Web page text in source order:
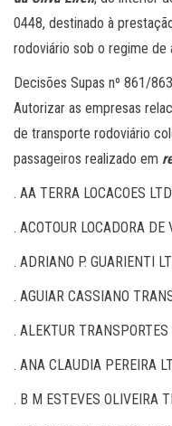
0448, destinado à
rodoviário sob o regime de
Decisões Supas nº 861/
Autorizar as empresas
de transporte rodoviário
passageiros realizado em
. AA TERRA LOCACOES
. ACOTOUR LOCADORA DE
. ADRIANO P. GUARIENTI
. AGUIAR CASSIANO
. ALEKTUR
. ANA CLAUDIA PEREIRA
. B M ESTEVES OLIVEIRA